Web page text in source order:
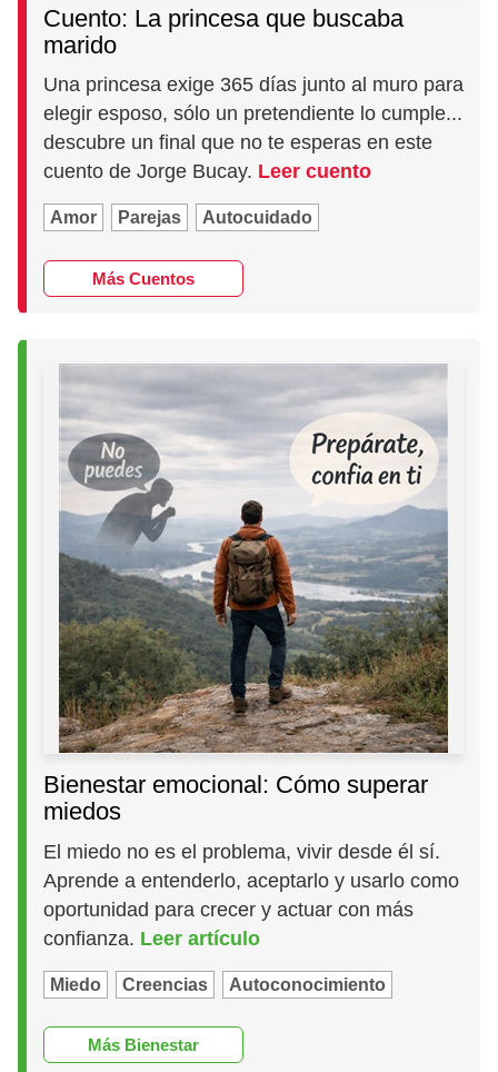
Cuento: La princesa que buscaba
marido
Una princesa exige 365 días junto al muro para
elegir esposo, sólo un pretendiente lo cumple...
descubre un final que no te esperas en este
cuento de Jorge Bucay. Leer cuento
Amor Parejas Autocuidado
Más Cuentos
Bienestar emocional: Cómo superar
miedos
El miedo no es el problema, vivir desde él sí.
Aprende a entenderlo, aceptarlo y usarlo como
oportunidad para crecer y actuar con más
confianza. Leer artículo
Miedo Creencias Autoconocimiento
Más Bienestar